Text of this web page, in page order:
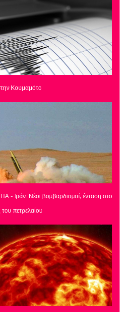
Κουμαμότο
- Ιράν: Νέοι βομβαρδισμοί, ένταση στο
πετρελαίου